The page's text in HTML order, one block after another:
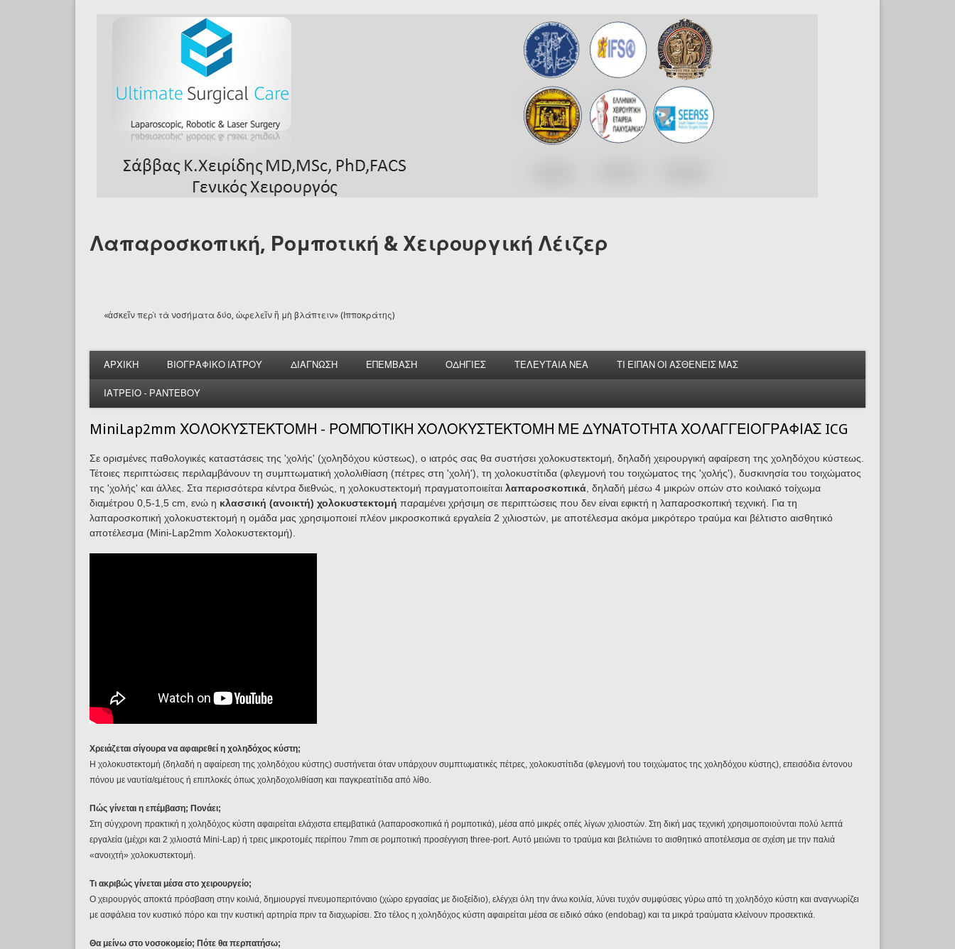
Λαπαροσκοπική, Ρομποτική & Χειρουργική Λέιζερ
«ἀσκεῖν περὶ τὰ νοσήματα δύο, ὠφελεῖν ἢ μὴ βλάπτειν» (Ιπποκράτης)
ΑΡΧΙΚΗ ΒΙΟΓΡΑΦΙΚΟ ΙΑΤΡΟΥ ΔΙΑΓΝΩΣΗ ΕΠΕΜΒΑΣΗ ΟΔΗΓΙΕΣ ΤΕΛΕΥΤΑΙΑ ΝΕΑ ΤΙ ΕΙΠΑΝ ΟΙ ΑΣΘΕΝΕΙΣ ΜΑΣ
ΙΑΤΡΕΙΟ - ΡΑΝΤΕΒΟΥ
MiniLap2mm ΧΟΛΟΚΥΣΤΕΚΤΟΜΗ - ΡΟΜΠΟΤΙΚΗ ΧΟΛΟΚΥΣΤΕΚΤΟΜΗ ΜΕ ΔΥΝΑΤΟΤΗΤΑ ΧΟΛΑΓΓΕΙΟΓΡΑΦΙΑΣ ICG
Σε ορισμένες παθολογικές καταστάσεις της 'χολής' (χοληδόχου κύστεως), ο ιατρός σας θα συστήσει χολοκυστεκτομή, δηλαδή χειρουργική αφαίρεση της χοληδόχου κύστεως.
Τέτοιες περιπτώσεις περιλαμβάνουν τη συμπτωματική χολολιθίαση (πέτρες στη 'χολή'), τη χολοκυστίτιδα (φλεγμονή του τοιχώματος της 'χολής'), δυσκινησία του τοιχώματος
της 'χολής' και άλλες. Στα περισσότερα κέντρα διεθνώς, η χολοκυστεκτομή πραγματοποιείται λαπαροσκοπικά, δηλαδή μέσω 4 μικρών οπών στο κοιλιακό τοίχωμα
διαμέτρου 0,5-1,5 cm, ενώ η κλασσική (ανοικτή) χολοκυστεκτομή παραμένει χρήσιμη σε περιπτώσεις που δεν είναι εφικτή η λαπαροσκοπική τεχνική. Για τη
λαπαροσκοπική χολοκυστεκτομή η ομάδα μας χρησιμοποιεί πλέον μικροσκοπικά εργαλεία 2 χιλιοστών, με αποτέλεσμα ακόμα μικρότερο τραύμα και βέλτιστο αισθητικό
αποτέλεσμα (Mini-Lap2mm Χολοκυστεκτομή).
Χρειάζεται σίγουρα να αφαιρεθεί η χοληδόχος κύστη;
Η χολοκυστεκτομή (δηλαδή η αφαίρεση της χοληδόχου κύστης) συστήνεται όταν υπάρχουν συμπτωματικές πέτρες, χολοκυστίτιδα (φλεγμονή του τοιχώματος της χοληδόχου κύστης), επεισόδια έντονου
πόνου με ναυτία/εμέτους ή επιπλοκές όπως χοληδοχολιθίαση και παγκρεατίτιδα από λίθο.
Πώς γίνεται η επέμβαση; Πονάει;
Στη σύγχρονη πρακτική η χοληδόχος κύστη αφαιρείται ελάχιστα επεμβατικά (λαπαροσκοπικά ή ρομποτικά), μέσα από μικρές οπές λίγων χιλιοστών. Στη δική μας τεχνική χρησιμοποιούνται πολύ λεπτά
εργαλεία (μέχρι και 2 χιλιοστά Mini-Lap) ή τρεις μικροτομές περίπου 7mm σε ρομποτική προσέγγιση three-port. Αυτό μειώνει το τραύμα και βελτιώνει το αισθητικό αποτέλεσμα σε σχέση με την παλιά
«ανοιχτή» χολοκυστεκτομή.
Τι ακριβώς γίνεται μέσα στο χειρουργείο;
Ο χειρουργός αποκτά πρόσβαση στην κοιλιά, δημιουργεί πνευμοπεριτόναιο (χώρο εργασίας με διοξείδιο), ελέγχει όλη την άνω κοιλία, λύνει τυχόν συμφύσεις γύρω από τη χοληδόχο κύστη και αναγνωρίζει
με ασφάλεια τον κυστικό πόρο και την κυστική αρτηρία πριν τα διαχωρίσει. Στο τέλος η χοληδόχος κύστη αφαιρείται μέσα σε ειδικό σάκο (endobag) και τα μικρά τραύματα κλείνουν προσεκτικά.
Θα μείνω στο νοσοκομείο; Πότε θα περπατήσω;